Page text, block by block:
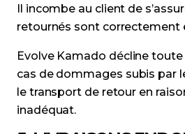
Il incombe au client de
retournés sont correctement
Evolve Kamado décline
cas de dommages subis par
le transport de retour en
inadéquat.